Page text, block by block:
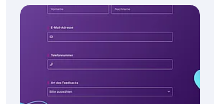
kostenlos und steht Ihnen mit fortgeschrittenen
Funktionen zur Verfügung!